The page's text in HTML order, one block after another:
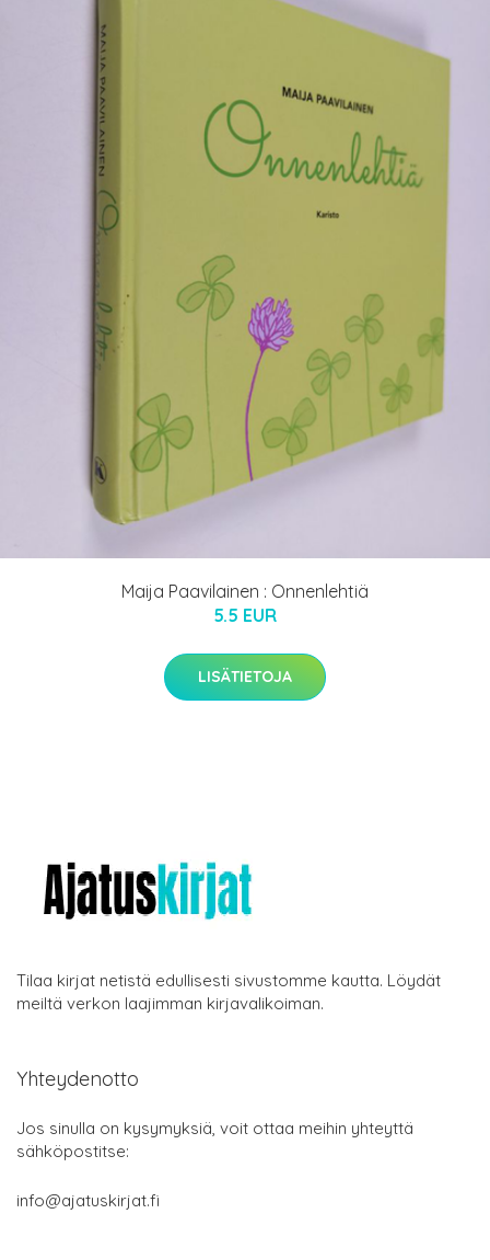
Maija Paavilainen : Onnenlehtiä
5.5 EUR
LISÄTIETOJA
Tilaa kirjat netistä edullisesti sivustomme kautta. Löydät
meiltä verkon laajimman kirjavalikoiman.
Yhteydenotto
Jos sinulla on kysymyksiä, voit ottaa meihin yhteyttä
sähköpostitse:
info@ajatuskirjat.fi